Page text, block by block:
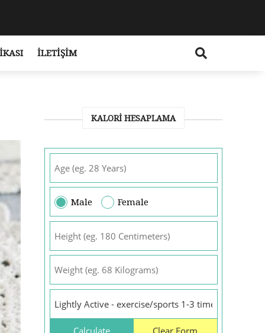
İLETIŞIM
KALORI HESAPLAMA
Male Female